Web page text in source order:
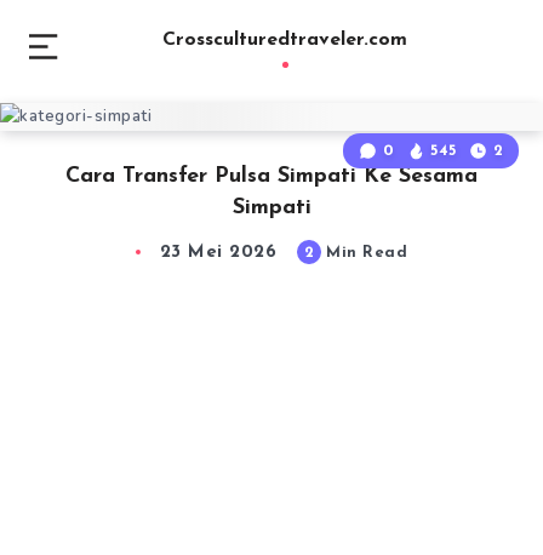
Crossculturedtraveler.com
Cara Transfer Pulsa Simpati Ke Sesama
Simpati
0 545 2
23 Mei 2026 2 Min Read